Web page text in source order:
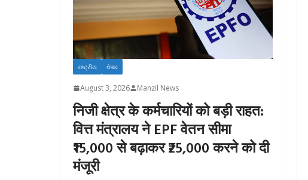
રાષ્ટ્રીય વેપાર
August 3, 2026 Manzil News
निजी क्षेत्र के कर्मचारियों को बड़ी राहत:
वित्त मंत्रालय ने EPF वेतन सीमा
₹15,000 से बढ़ाकर ₹25,000 करने को दी
मंजूरी